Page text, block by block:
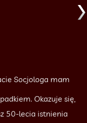
Socjologa mam
Okazuje się,
50-lecia istnienia